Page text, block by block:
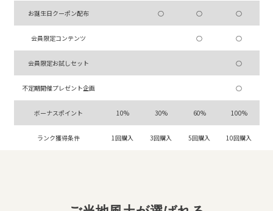
お誕生日クーポン配布 ○ ○ ○
会員限定コンテンツ ○ ○
会員限定お試しセット ○
不定期開催プレゼント企画 ○
ボーナスポイント 10% 30% 60% 100%
ランク獲得条件 1回購入 3回購入 5回購入 10回購入